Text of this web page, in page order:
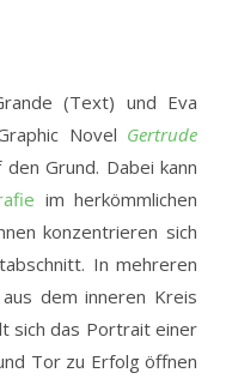
(Text) und Eva
Novel Gertrude
Grund. Dabei kann
im herkömmlichen
konzentrieren sich
In mehreren
dem inneren Kreis
sich das Portrait einer
Tor zu Erfolg öffnen